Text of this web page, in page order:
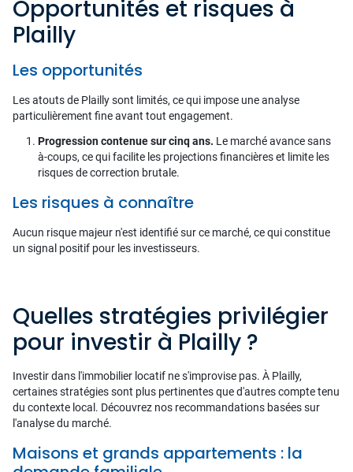
Opportunités et risques à
Plailly
Les opportunités
Les atouts de Plailly sont limités, ce qui impose une analyse
particulièrement fine avant tout engagement.
Progression contenue sur cinq ans. Le marché avance sans
à-coups, ce qui facilite les projections financières et limite les
risques de correction brutale.
Les risques à connaître
Aucun risque majeur n'est identifié sur ce marché, ce qui constitue
un signal positif pour les investisseurs.
Quelles stratégies privilégier
pour investir à Plailly ?
Investir dans l'immobilier locatif ne s'improvise pas. À Plailly,
certaines stratégies sont plus pertinentes que d'autres compte tenu
du contexte local. Découvrez nos recommandations basées sur
l'analyse du marché.
Maisons et grands appartements : la